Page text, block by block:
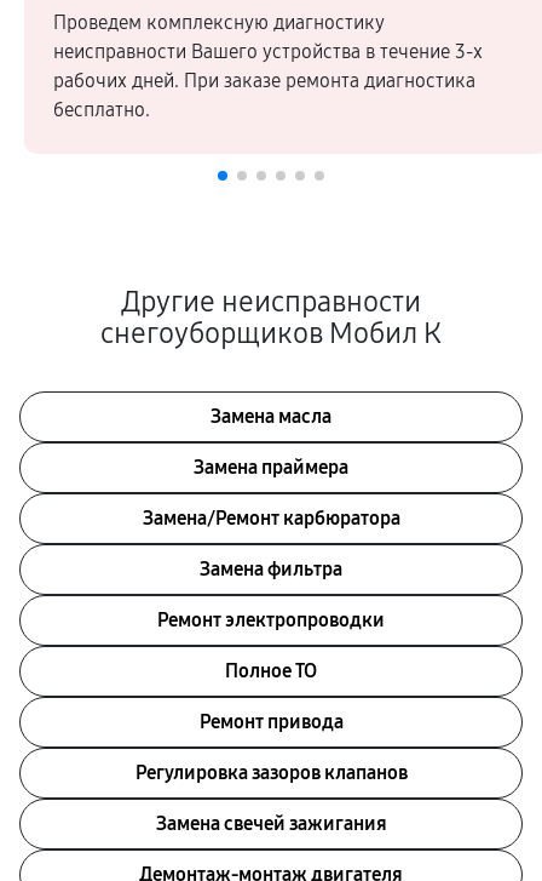
Проведем комплексную диагностику
неисправности Вашего устройства в течение 3-х
рабочих дней. При заказе ремонта диагностика
бесплатно.
Другие неисправности
снегоуборщиков Мобил К
Замена масла
Замена праймера
Замена/Pемонт карбюратора
Замена фильтра
Ремонт электропроводки
Полное ТО
Ремонт привода
Регулировка зазоров клапанов
Замена свечей зажигания
Демонтаж-монтаж двигателя